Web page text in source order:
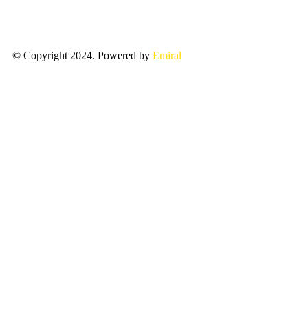
© Copyright 2024. Powered by Emiral